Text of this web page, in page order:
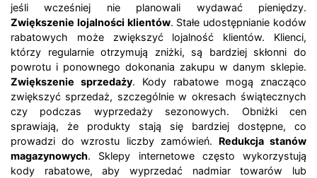
jeśli wcześniej nie planowali wydawać pieniędzy.
Zwiększenie lojalności klientów. Stałe udostępnianie kodów
rabatowych może zwiększyć lojalność klientów. Klienci,
którzy regularnie otrzymują zniżki, są bardziej skłonni do
powrotu i ponownego dokonania zakupu w danym sklepie.
Zwiększenie sprzedaży. Kody rabatowe mogą znacząco
zwiększyć sprzedaż, szczególnie w okresach świątecznych
czy podczas wyprzedaży sezonowych. Obniżki cen
sprawiają, że produkty stają się bardziej dostępne, co
prowadzi do wzrostu liczby zamówień. Redukcja stanów
magazynowych. Sklepy internetowe często wykorzystują
kody rabatowe, aby wyprzedać nadmiar towarów lub